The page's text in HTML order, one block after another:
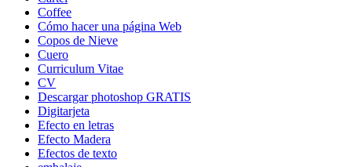
Coffee
Cómo hacer una página Web
Copos de Nieve
Cuero
Curriculum Vitae
CV
Descargar photoshop GRATIS
Digitarjeta
Efecto en letras
Efecto Madera
Efectos de texto